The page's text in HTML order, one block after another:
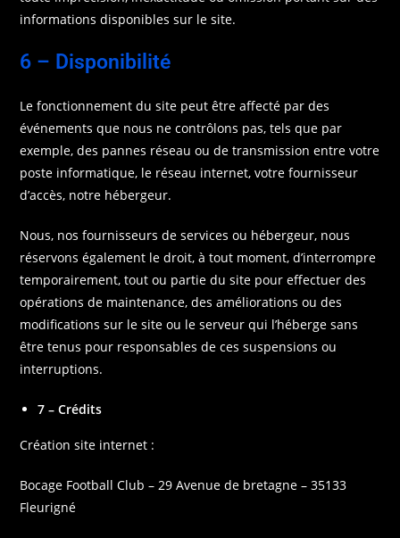
informations disponibles sur le site.
6 – Disponibilité
Le fonctionnement du site peut être affecté par des
événements que nous ne contrôlons pas, tels que par
exemple, des pannes réseau ou de transmission entre votre
poste informatique, le réseau internet, votre fournisseur
d’accès, notre hébergeur.
Nous, nos fournisseurs de services ou hébergeur, nous
réservons également le droit, à tout moment, d’interrompre
temporairement, tout ou partie du site pour effectuer des
opérations de maintenance, des améliorations ou des
modifications sur le site ou le serveur qui l’héberge sans
être tenus pour responsables de ces suspensions ou
interruptions.
7 – Crédits
Création site internet :
Bocage Football Club – 29 Avenue de bretagne – 35133
Fleurigné